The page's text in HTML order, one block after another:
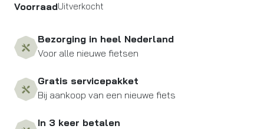
VoorraadUitverkocht
Bezorging in heel Nederland
Voor alle nieuwe fietsen
Gratis servicepakket
Bij aankoop van een nieuwe fiets
In 3 keer betalen